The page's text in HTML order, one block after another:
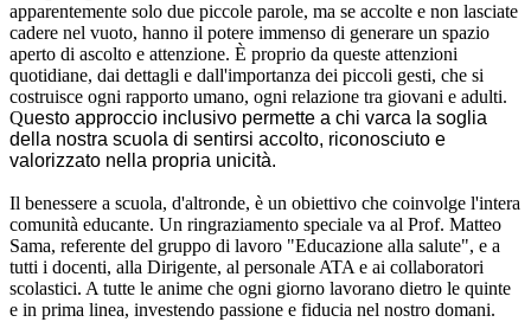
apparentemente solo due piccole parole, ma se accolte e non lasciate
cadere nel vuoto, hanno il potere immenso di generare un spazio
aperto di ascolto e attenzione. È proprio da queste attenzioni
quotidiane, dai dettagli e dall'importanza dei piccoli gesti, che si
costruisce ogni rapporto umano, ogni relazione tra giovani e adulti.
Questo approccio inclusivo permette a chi varca la soglia
della nostra scuola di sentirsi accolto, riconosciuto e
valorizzato nella propria unicità.
​Il benessere a scuola, d'altronde, è un obiettivo che coinvolge l'intera
comunità educante. Un ringraziamento speciale va al Prof. Matteo
Sama, referente del gruppo di lavoro "Educazione alla salute", e a
tutti i docenti, alla Dirigente, al personale ATA e ai collaboratori
scolastici. A tutte le anime che ogni giorno lavorano dietro le quinte
e in prima linea, investendo passione e fiducia nel nostro domani.